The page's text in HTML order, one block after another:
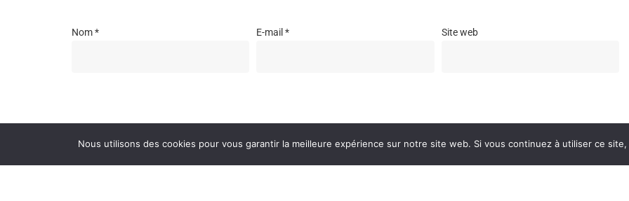
Nom* E-mail* Site web
Nous utilisons des cookies pour vous garantir la meilleure expérience sur notre site web. Si vous continuez à utiliser ce